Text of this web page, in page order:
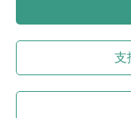
支